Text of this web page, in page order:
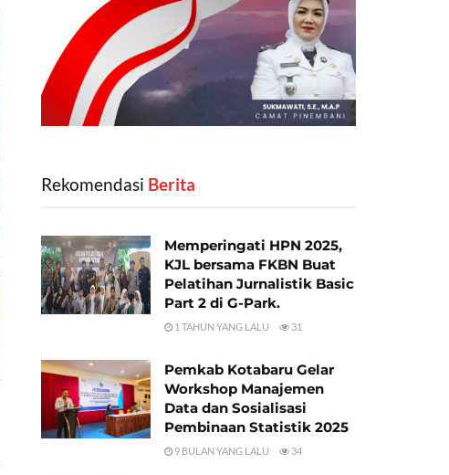
Rekomendasi ‎ Berita
Memperingati HPN 2025,
KJL bersama FKBN Buat
Pelatihan Jurnalistik Basic
Part 2 di G-Park.
1 TAHUN YANG LALU 31
Pemkab Kotabaru Gelar
Workshop Manajemen
Data dan Sosialisasi
Pembinaan Statistik 2025
9 BULAN YANG LALU 34